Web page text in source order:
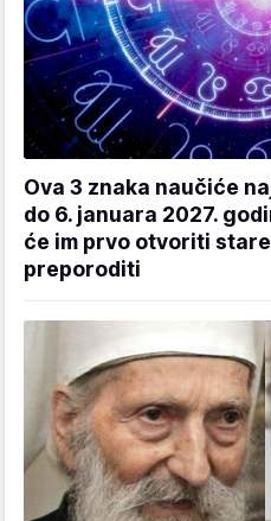
Ova 3 znaka naučiće
do 6. januara 2027.
će im prvo otvoriti
preporoditi